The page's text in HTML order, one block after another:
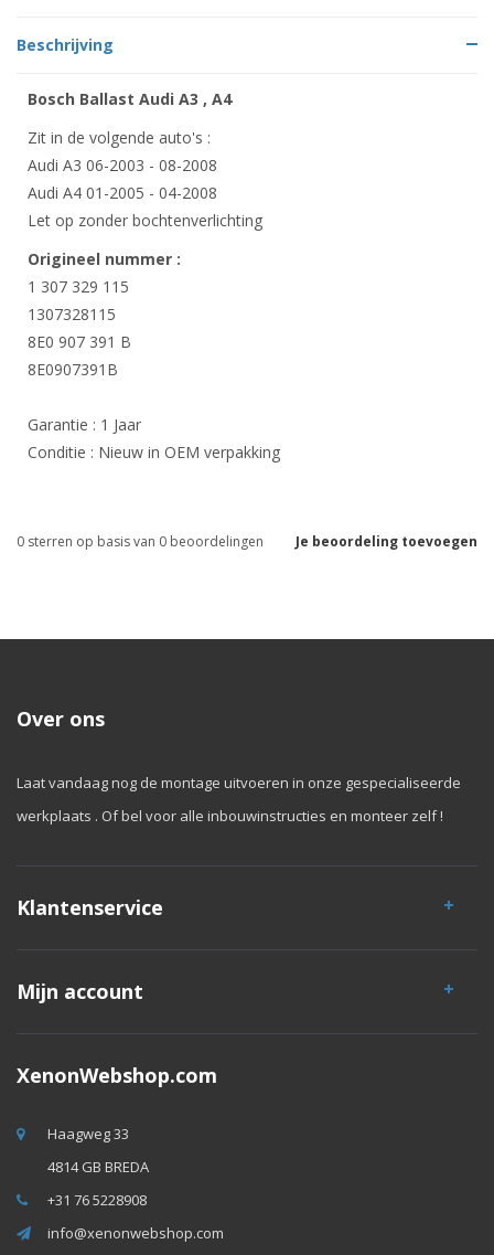
Beschrijving
Bosch Ballast Audi A3 , A4
Zit in de volgende auto's :
Audi A3 06-2003 - 08-2008
Audi A4 01-2005 - 04-2008
Let op zonder bochtenverlichting
Origineel nummer :
1 307 329 115
1307328115
8E0 907 391 B
8E0907391B
Garantie : 1 Jaar
Conditie : Nieuw in OEM verpakking
Je beoordeling toevoegen
0 sterren op basis van 0 beoordelingen
Over ons
Laat vandaag nog de montage uitvoeren in onze gespecialiseerde
werkplaats . Of bel voor alle inbouwinstructies en monteer zelf !
Klantenservice
Mijn account
XenonWebshop.com
Haagweg 33
4814 GB BREDA
+31 76 5228908
info@xenonwebshop.com